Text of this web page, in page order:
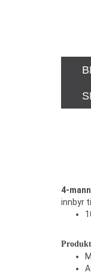
4-
innbyr